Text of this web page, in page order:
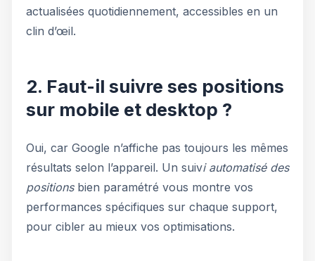
actualisées quotidiennement, accessibles en un
clin d’œil.
2. Faut-il suivre ses positions
sur mobile et desktop ?
Oui, car Google n’affiche pas toujours les mêmes
résultats selon l’appareil. Un suivi automatisé des
positionsbien paramétré vous montre vos
performances spécifiques sur chaque support,
pour cibler au mieux vos optimisations.